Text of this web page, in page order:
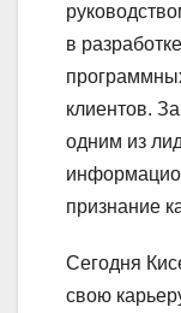
в
клиентов.
одним из
признание
Сегодня
свою